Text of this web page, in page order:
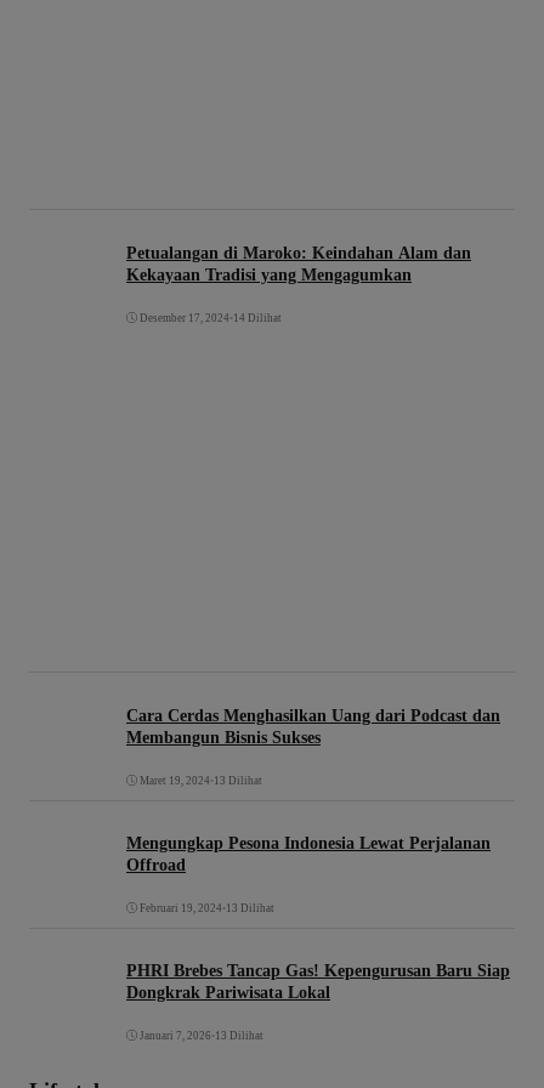
Petualangan di Maroko: Keindahan Alam dan
Kekayaan Tradisi yang Mengagumkan
Desember 17, 2024 • 14 Dilihat
Cara Cerdas Menghasilkan Uang dari Podcast dan
Membangun Bisnis Sukses
Maret 19, 2024 • 13 Dilihat
Mengungkap Pesona Indonesia Lewat Perjalanan
Offroad
Februari 19, 2024 • 13 Dilihat
PHRI Brebes Tancap Gas! Kepengurusan Baru Siap
Dongkrak Pariwisata Lokal
Januari 7, 2026 • 13 Dilihat